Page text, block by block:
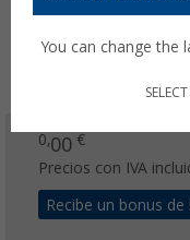
0,00 €
Precios con IVA
Recibe un bonus
You can change the